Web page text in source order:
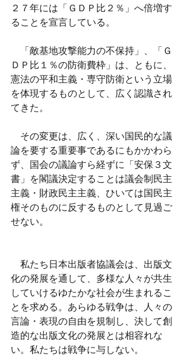
２７年には「ＧＤＰ比２％」へ倍増す
ることを宣言している。
「敵基地攻撃能力の不保持」、「Ｇ
ＤＰ比１％の防衛費枠」は、ともに、
憲法の平和主義・専守防衛という立場
を体現するものとして、広く認識され
てきた。
その変更は、広く、深い国民的な議
論を要する重要事であるにもかかわら
ず、国会の議論すら経ずに「安保３文
書」を閣議決定することは議会制民主
主義・財政民主主義、ひいては国民主
権そのものに反するものとして見過ご
せない。
私たち日本出版者協議会は、出版文
化の発展を通して、多様な人々が共生
していけるゆたかな社会が生まれるこ
とを求める。あらゆる戦争は、人々の
言論・表現の自由を規制し、決して創
造的な出版文化の発展とは相容れな
い。私たちは戦争に与しない。